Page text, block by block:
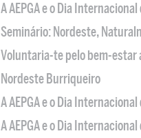
A AEPGA e o Dia
Seminário: Nordeste,
Voluntaria-te pelo bem-estar
Nordeste Burriqueiro
A AEPGA e o Dia
A AEPGA e o Dia